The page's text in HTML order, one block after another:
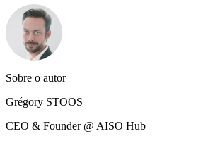
Sobre o autor
Grégory STOOS
CEO & Founder @ AISO Hub